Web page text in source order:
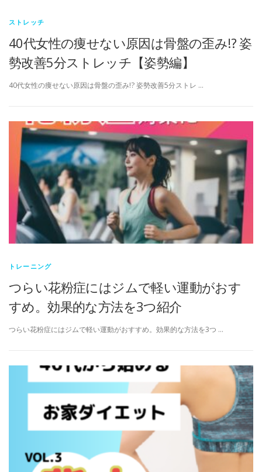
ストレッチ
40代女性の痩せない原因は骨盤の歪み!? 姿
勢改善5分ストレッチ【姿勢編】
40代女性の痩せない原因は骨盤の歪み!? 姿勢改善5分ストレ …
トレーニング
つらい花粉症にはジムで軽い運動がおす
すめ。効果的な方法を3つ紹介
つらい花粉症にはジムで軽い運動がおすすめ。効果的な方法を3つ …